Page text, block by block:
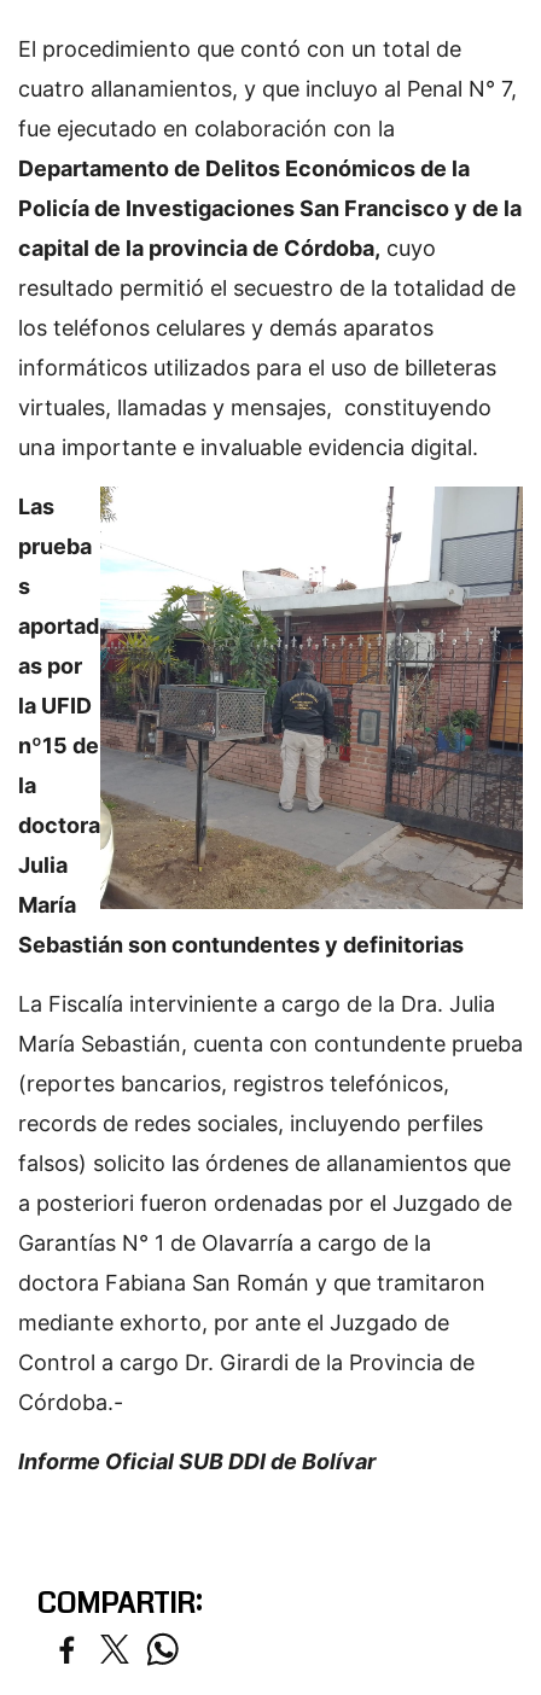
El procedimiento que contó con un total de
cuatro allanamientos, y que incluyo al Penal N° 7,
fue ejecutado en colaboración con la
Departamento de Delitos Económicos de la
Policía de Investigaciones San Francisco y de la
capital de la provincia de Córdoba, cuyo
resultado permitió el secuestro de la totalidad de
los teléfonos celulares y demás aparatos
informáticos utilizados para el uso de billeteras
virtuales, llamadas y mensajes, constituyendo
una importante e invaluable evidencia digital.
Las
prueba
s
aportad
as por
la UFID
nº15 de
la
doctora
Julia
María
Sebastián son contundentes y definitorias
La Fiscalía interviniente a cargo de la Dra. Julia
María Sebastián, cuenta con contundente prueba
(reportes bancarios, registros telefónicos,
records de redes sociales, incluyendo perfiles
falsos) solicito las órdenes de allanamientos que
a posteriori fueron ordenadas por el Juzgado de
Garantías N° 1 de Olavarría a cargo de la
doctora Fabiana San Román y que tramitaron
mediante exhorto, por ante el Juzgado de
Control a cargo Dr. Girardi de la Provincia de
Córdoba.-
Informe Oficial SUB DDI de Bolívar
COMPARTIR: